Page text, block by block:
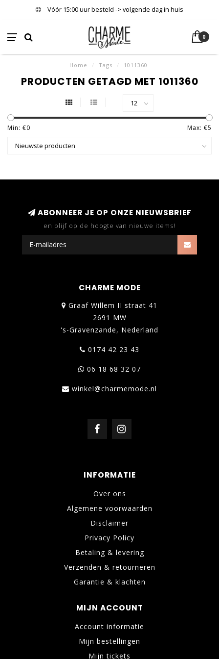
Vóór 15:00 uur besteld -> volgende dag in huis
0
Home / Tags / 1011360
PRODUCTEN GETAGD MET 1011360
Min: €0 Max: €5
ABONNEER JE OP ONZE NIEUWSBRIEF
en blijf op de hoogte van nieuwe items!
CHARME MODE
Graaf Willem II straat 41
2691 MW
's-Gravenzande, Nederland
0174 42 23 43
06 18 68 32 07
winkel@charmemode.nl
INFORMATIE
Over ons
Algemene voorwaarden
Disclaimer
Privacy Policy
Betaling & levering
Verzenden & retourneren
Garantie & klachten
MIJN ACCOUNT
Account informatie
Mijn bestellingen
Mijn tickets